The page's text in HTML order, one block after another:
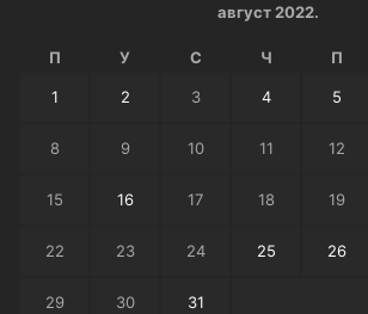
август 2022.
П У С Ч П
1 2 3 4 5
8 9 10 11 12
15 16 17 18 19
22 23 24 25 26
29 30 31